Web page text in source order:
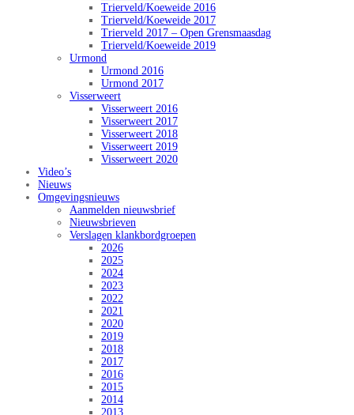
Trierveld/Koeweide 2016
Trierveld/Koeweide 2017
Trierveld 2017 – Open Grensmaasdag
Trierveld/Koeweide 2019
Urmond
Urmond 2016
Urmond 2017
Visserweert
Visserweert 2016
Visserweert 2017
Visserweert 2018
Visserweert 2019
Visserweert 2020
Video’s
Nieuws
Omgevingsnieuws
Aanmelden nieuwsbrief
Nieuwsbrieven
Verslagen klankbordgroepen
2026
2025
2024
2023
2022
2021
2020
2019
2018
2017
2016
2015
2014
2013